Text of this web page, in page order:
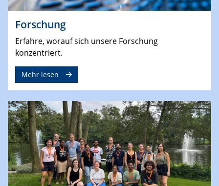
Forschung
Erfahre, worauf sich unsere Forschung
konzentriert.
Mehr lesen